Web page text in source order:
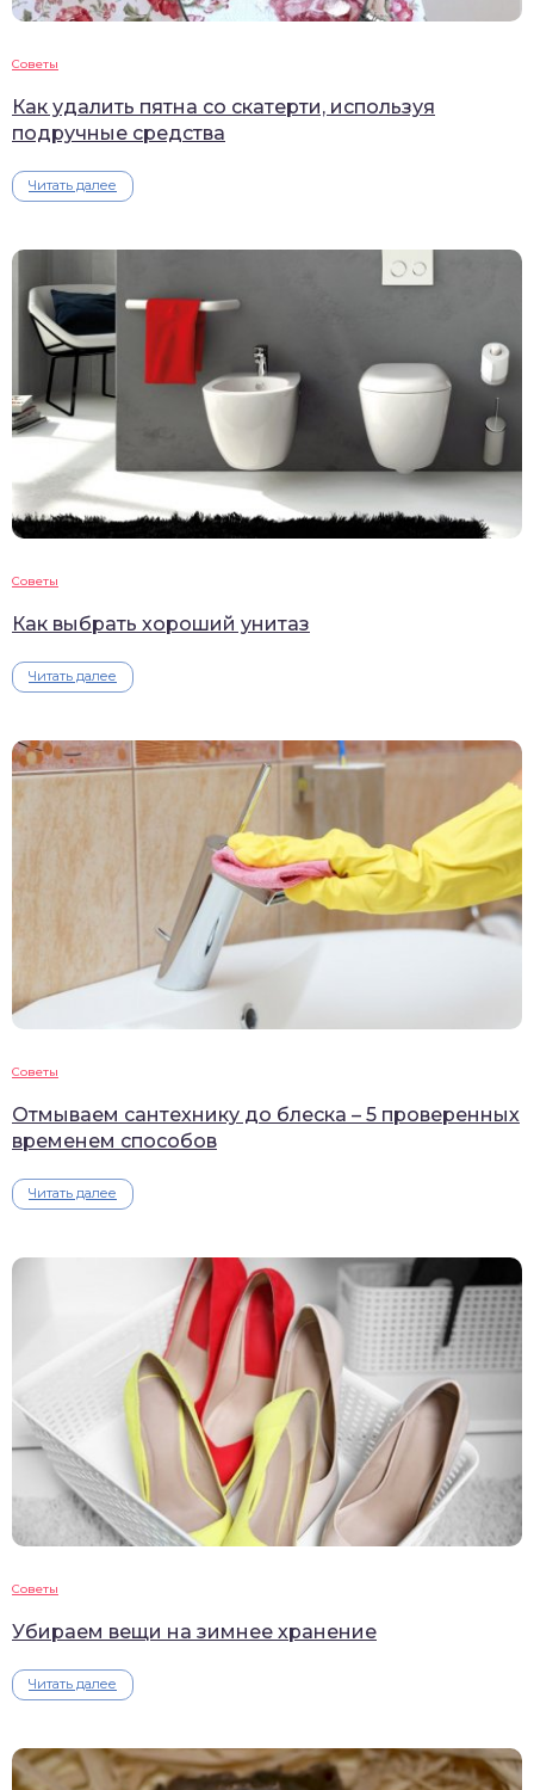
Советы
Как удалить пятна со скатерти, используя
подручные средства
Читать далее
Советы
Как выбрать хороший унитаз
Читать далее
Советы
Отмываем сантехнику до блеска – 5 проверенных
временем способов
Читать далее
Советы
Убираем вещи на зимнее хранение
Читать далее